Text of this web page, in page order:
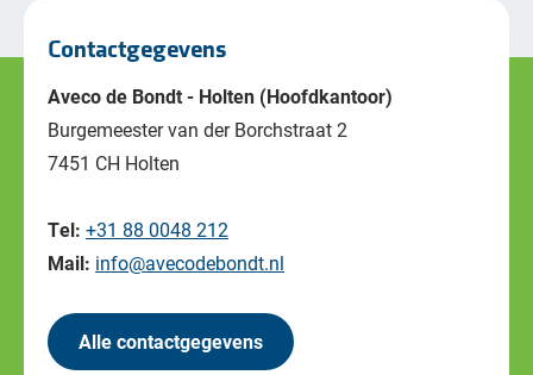
Contactgegevens
Aveco de Bondt - Holten (Hoofdkantoor)
Burgemeester van der Borchstraat 2
7451 CH Holten
Tel: +31 88 0048 212
Mail: info@avecodebondt.nl
Alle contactgegevens